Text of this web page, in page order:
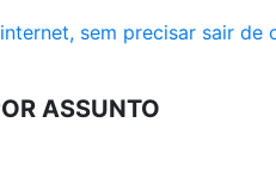
sem precisar sair de
ASSUNTO